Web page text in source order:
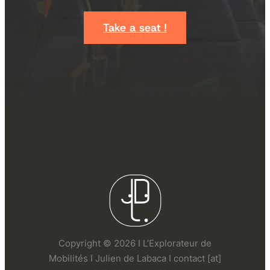
Take a seat !
Copyright © 2026 I L’Explorateur de
Mobilités I Julien de Labaca I contact [at]